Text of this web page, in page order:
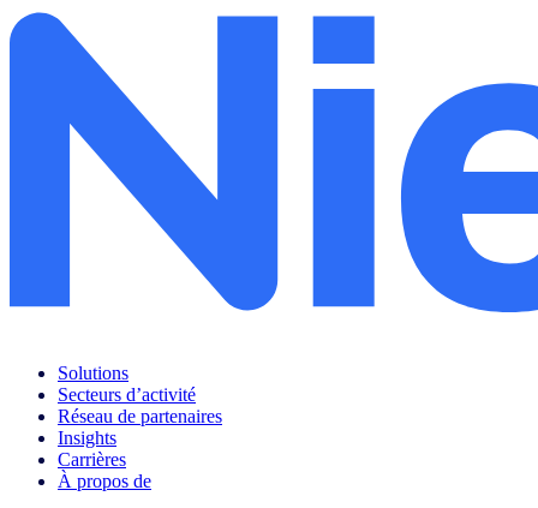
Solutions
Secteurs d’activité
Réseau de partenaires
Insights
Carrières
À propos de